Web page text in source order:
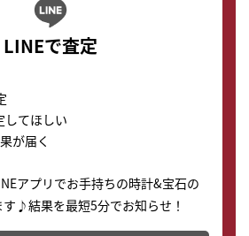
LINEで査定
してほしい
が届く
アプリでお手持ちの時計&宝石の
♪結果を最短5分でお知らせ！
定金額を知ることが出来ます。